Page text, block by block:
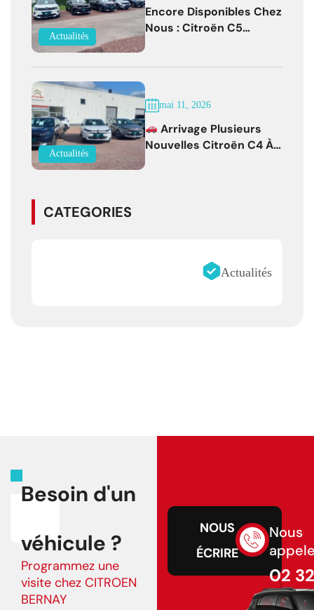
Actualités
Encore Disponibles Chez
Nous : Citroën C5
Actualités
mai 11, 2026
Arrivage Plusieurs
Nouvelles Citroën C4 À
CATEGORIES
Actualités
Besoin d'un
véhicule ?
Programmez une
visite chez CITROEN
BERNAY
NOUS
ÉCRIRE
Nous
02 32
43 75